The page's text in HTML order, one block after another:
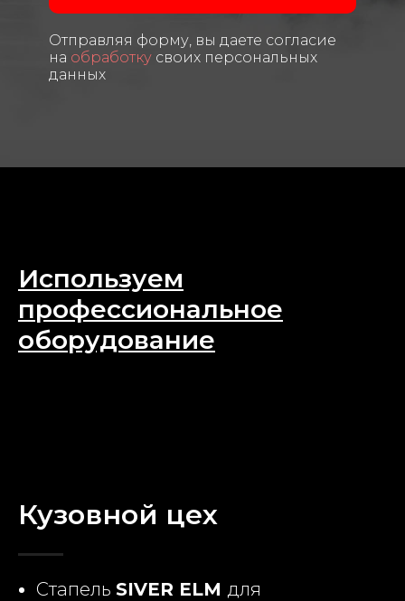
Отправляя форму, вы даете согласие
на обработку своих персональных
данных
Используем
профессиональное
оборудование
Кузовной цех
Стапель SIVER ELM для